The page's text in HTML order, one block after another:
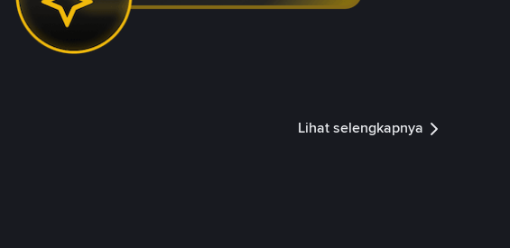
Lihat selengkapnya